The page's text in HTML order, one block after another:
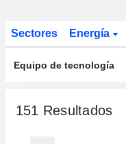
Sectores Energía
Equipo de tecnología
151 Resultados